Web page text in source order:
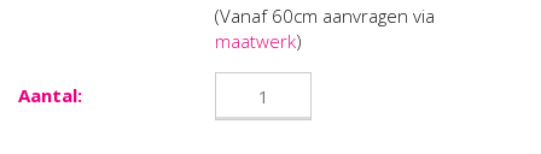
(Vanaf 60cm aanvragen via
maatwerk)
Aantal: